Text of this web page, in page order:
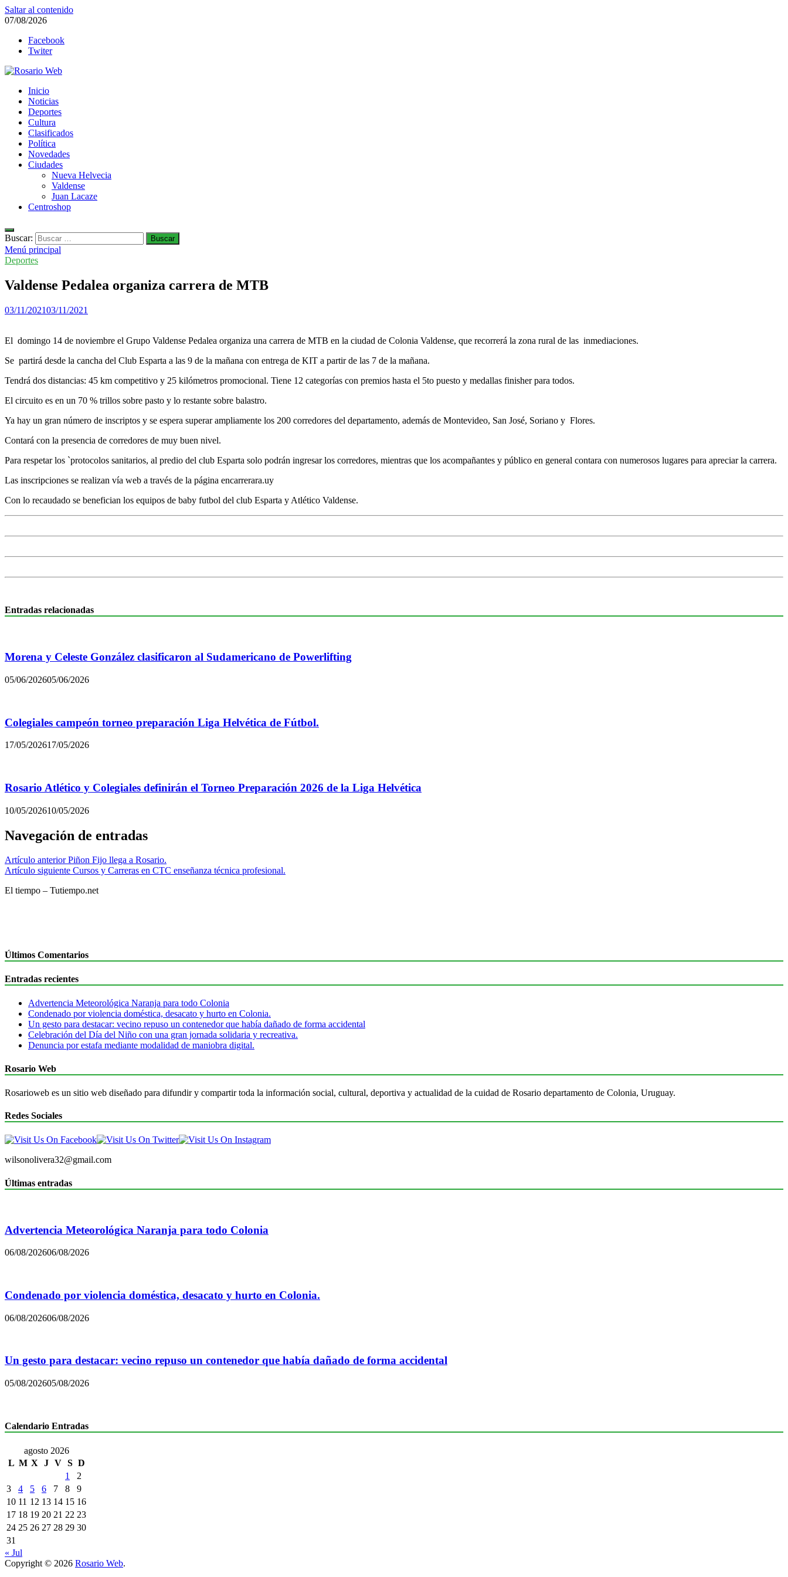
Saltar al contenido
07/08/2026
Facebook
Twiter
Rosario Web
Todas la noticias de Rosario y la zona
Inicio
Noticias
Deportes
Cultura
Clasificados
Política
Novedades
Ciudades
Nueva Helvecia
Valdense
Juan Lacaze
Centroshop
Buscar:
Menú principal
Deportes
Valdense Pedalea organiza carrera de MTB
03/11/202103/11/2021
El domingo 14 de noviembre el Grupo Valdense Pedalea organiza una carrera de MTB en la ciudad de Colonia Valdense, que recorrerá la zona rural de las inmediaciones.
Se partirá desde la cancha del Club Esparta a las 9 de la mañana con entrega de KIT a partir de las 7 de la mañana.
Tendrá dos distancias: 45 km competitivo y 25 kilómetros promocional. Tiene 12 categorías con premios hasta el 5to puesto y medallas finisher para todos.
El circuito es en un 70 % trillos sobre pasto y lo restante sobre balastro.
Ya hay un gran número de inscriptos y se espera superar ampliamente los 200 corredores del departamento, además de Montevideo, San José, Soriano y Flores.
Contará con la presencia de corredores de muy buen nivel.
Para respetar los `protocolos sanitarios, al predio del club Esparta solo podrán ingresar los corredores, mientras que los acompañantes y público en general contara con numerosos lugares para apreciar la carrera.
Las inscripciones se realizan vía web a través de la página encarrerara.uy
Con lo recaudado se benefician los equipos de baby futbol del club Esparta y Atlético Valdense.
Entradas relacionadas
Morena y Celeste González clasificaron al Sudamericano de Powerlifting
05/06/202605/06/2026
Colegiales campeón torneo preparación Liga Helvética de Fútbol.
17/05/202617/05/2026
Rosario Atlético y Colegiales definirán el Torneo Preparación 2026 de la Liga Helvética
10/05/202610/05/2026
Navegación de entradas
Artículo anterior Piñon Fijo llega a Rosario.
Artículo siguiente Cursos y Carreras en CTC enseñanza técnica profesional.
El tiempo – Tutiempo.net
Últimos Comentarios
Entradas recientes
Advertencia Meteorológica Naranja para todo Colonia
Condenado por violencia doméstica, desacato y hurto en Colonia.
Un gesto para destacar: vecino repuso un contenedor que había dañado de forma accidental
Celebración del Día del Niño con una gran jornada solidaria y recreativa.
Denuncia por estafa mediante modalidad de maniobra digital.
Rosario Web
Rosarioweb es un sitio web diseñado para difundir y compartir toda la información social, cultural, deportiva y actualidad de la cuidad de Rosario departamento de Colonia, Uruguay.
Redes Sociales
wilsonolivera32@gmail.com
Últimas entradas
Advertencia Meteorológica Naranja para todo Colonia
06/08/202606/08/2026
Condenado por violencia doméstica, desacato y hurto en Colonia.
06/08/202606/08/2026
Un gesto para destacar: vecino repuso un contenedor que había dañado de forma accidental
05/08/202605/08/2026
Calendario Entradas
agosto 2026
L M X J V S D
1
2
3
4 5 6 7 8
9
10 11 12 13 14 15 16
17 18 19 20 21 22 23
24 25 26 27 28 29 30
31
« Jul
Copyright © 2026 Rosario Web.